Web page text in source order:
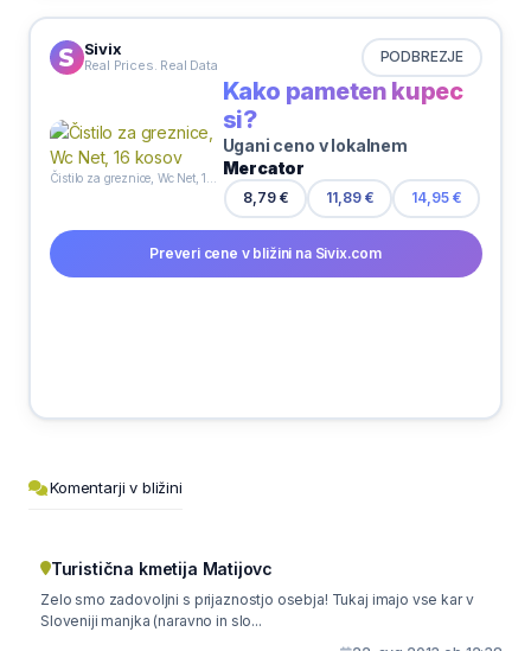
Sivix
Real Prices. Real Data PODBREZJE
Kako pameten kupec
si?
Ugani ceno v lokalnem
Mercator
8,79 € 11,89 € 14,95 €
Preveri cene v bližini na Sivix.com
Komentarji v bližini
Turistična kmetija Matijovc
Zelo smo zadovoljni s prijaznostjo osebja! Tukaj imajo vse kar v
Sloveniji manjka (naravno in slo...